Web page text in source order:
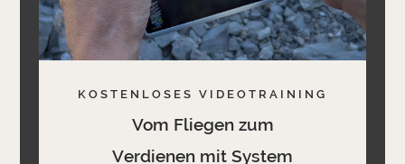
KOSTENLOSES VIDEOTRAINING
Vom Fliegen zum
Verdienen mit System